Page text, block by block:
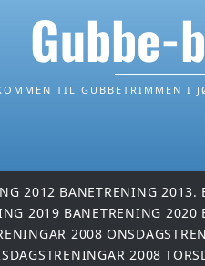
Gubbe-
TIL GUBBETRIMMEN I
2012 BANETRENING 2013.
2019 BANETRENING 2020
2008
2008